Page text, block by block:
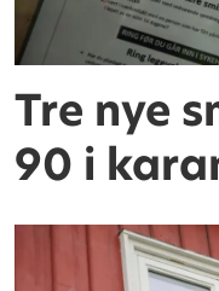
Tre nye
90 i